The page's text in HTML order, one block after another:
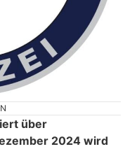
über
2024 wird